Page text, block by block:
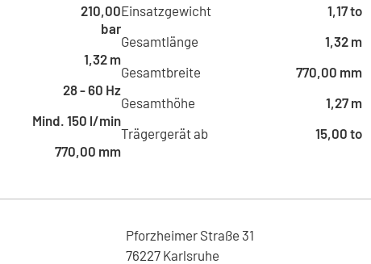
210,00
bar
1,32 m
28 - 60 Hz
Mind. 150 l/min
770,00 mm
Einsatzgewicht
1,17 to
Gesamtlänge
1,32 m
Gesamtbreite
770,00 mm
Gesamthöhe
1,27 m
Trägergerät ab
15,00 to
Pforzheimer Straße 31
76227 Karlsruhe